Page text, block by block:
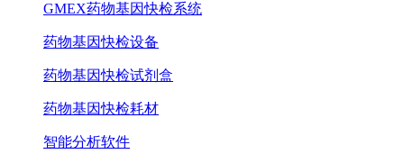
GMEX药物基因快检系统
药物基因快检设备
药物基因快检试剂盒
药物基因快检耗材
智能分析软件